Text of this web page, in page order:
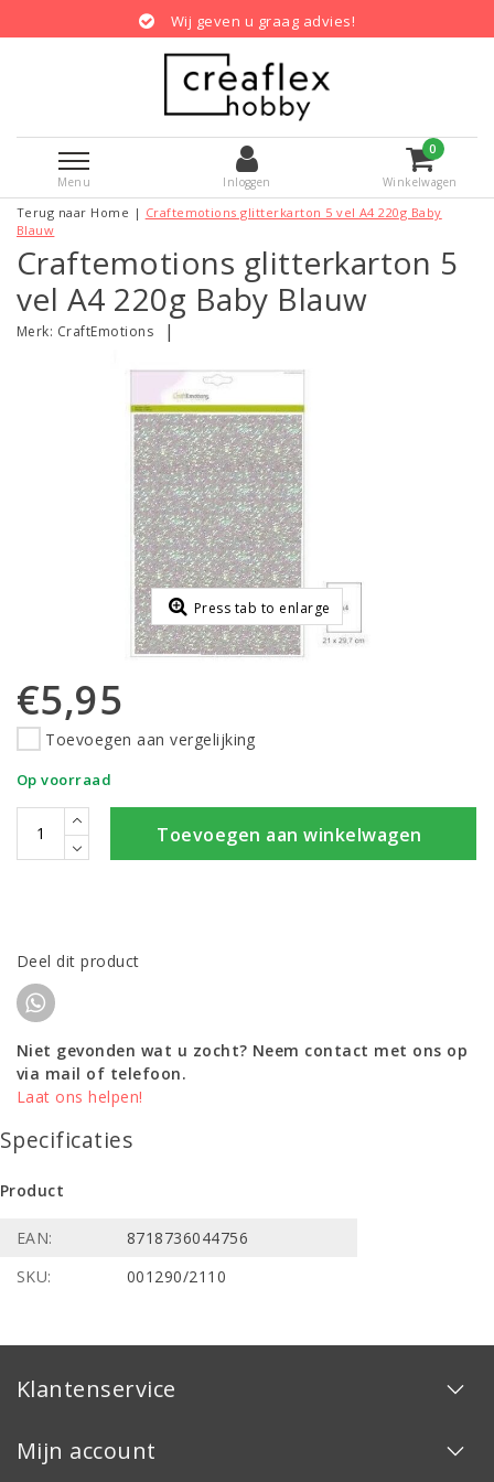
Wij geven u graag advies!
Menu Inloggen
0
Winkelwagen
Terug naar Home | Craftemotions glitterkarton 5 vel A4 220g Baby
Blauw
Craftemotions glitterkarton 5
vel A4 220g Baby Blauw
Merk: CraftEmotions |
Press tab to enlarge
€5,95
Toevoegen aan vergelijking
Op voorraad
Toevoegen aan winkelwagen
Deel dit product
Niet gevonden wat u zocht? Neem contact met ons op
via mail of telefoon.
Laat ons helpen!
Specificaties
Product
EAN:
8718736044756
SKU:
001290/2110
Klantenservice
Mijn account